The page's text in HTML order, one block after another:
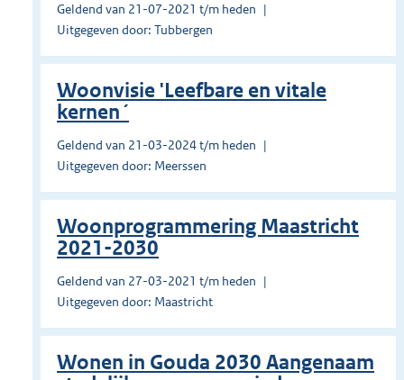
Geldend van 21-07-2021 t/m heden
Uitgegeven door: Tubbergen
Woonvisie 'Leefbare en vitale
kernen´
Geldend van 21-03-2024 t/m heden
Uitgegeven door: Meerssen
Woonprogrammering Maastricht
2021-2030
Geldend van 27-03-2021 t/m heden
Uitgegeven door: Maastricht
Wonen in Gouda 2030 Aangenaam